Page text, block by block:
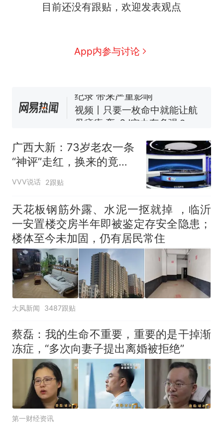
目前还没有跟贴，欢迎发表观点
App内参与讨论
全部作废，公平么？
国大使骑行绕了几乎整个国境
线一圈，还曾两次到中国寻根
5万的小车卖不动，40万以上
的抢着买
视频丨只要一枚命中就能让航
母瘫痪 轰-6J实力有多强？
1千斤稻谷
热
十多万人报名的考试，成绩
全部作废，公平么？
广西大新：73岁老农一条
“神评”走红，换来的竟是
联通断网、隐私被偷拍、
账号遭封禁！
VVV说话 2跟贴
天花板钢筋外露、水泥一抠就掉 ，临沂
一安置楼交房半年即被鉴定存安全隐患；
楼体至今未加固，仍有居民常住
大风新闻 3487跟贴
蔡磊：我的生命不重要，重要的是干掉渐
冻症，“多次向妻子提出离婚被拒绝”
第一财经资讯